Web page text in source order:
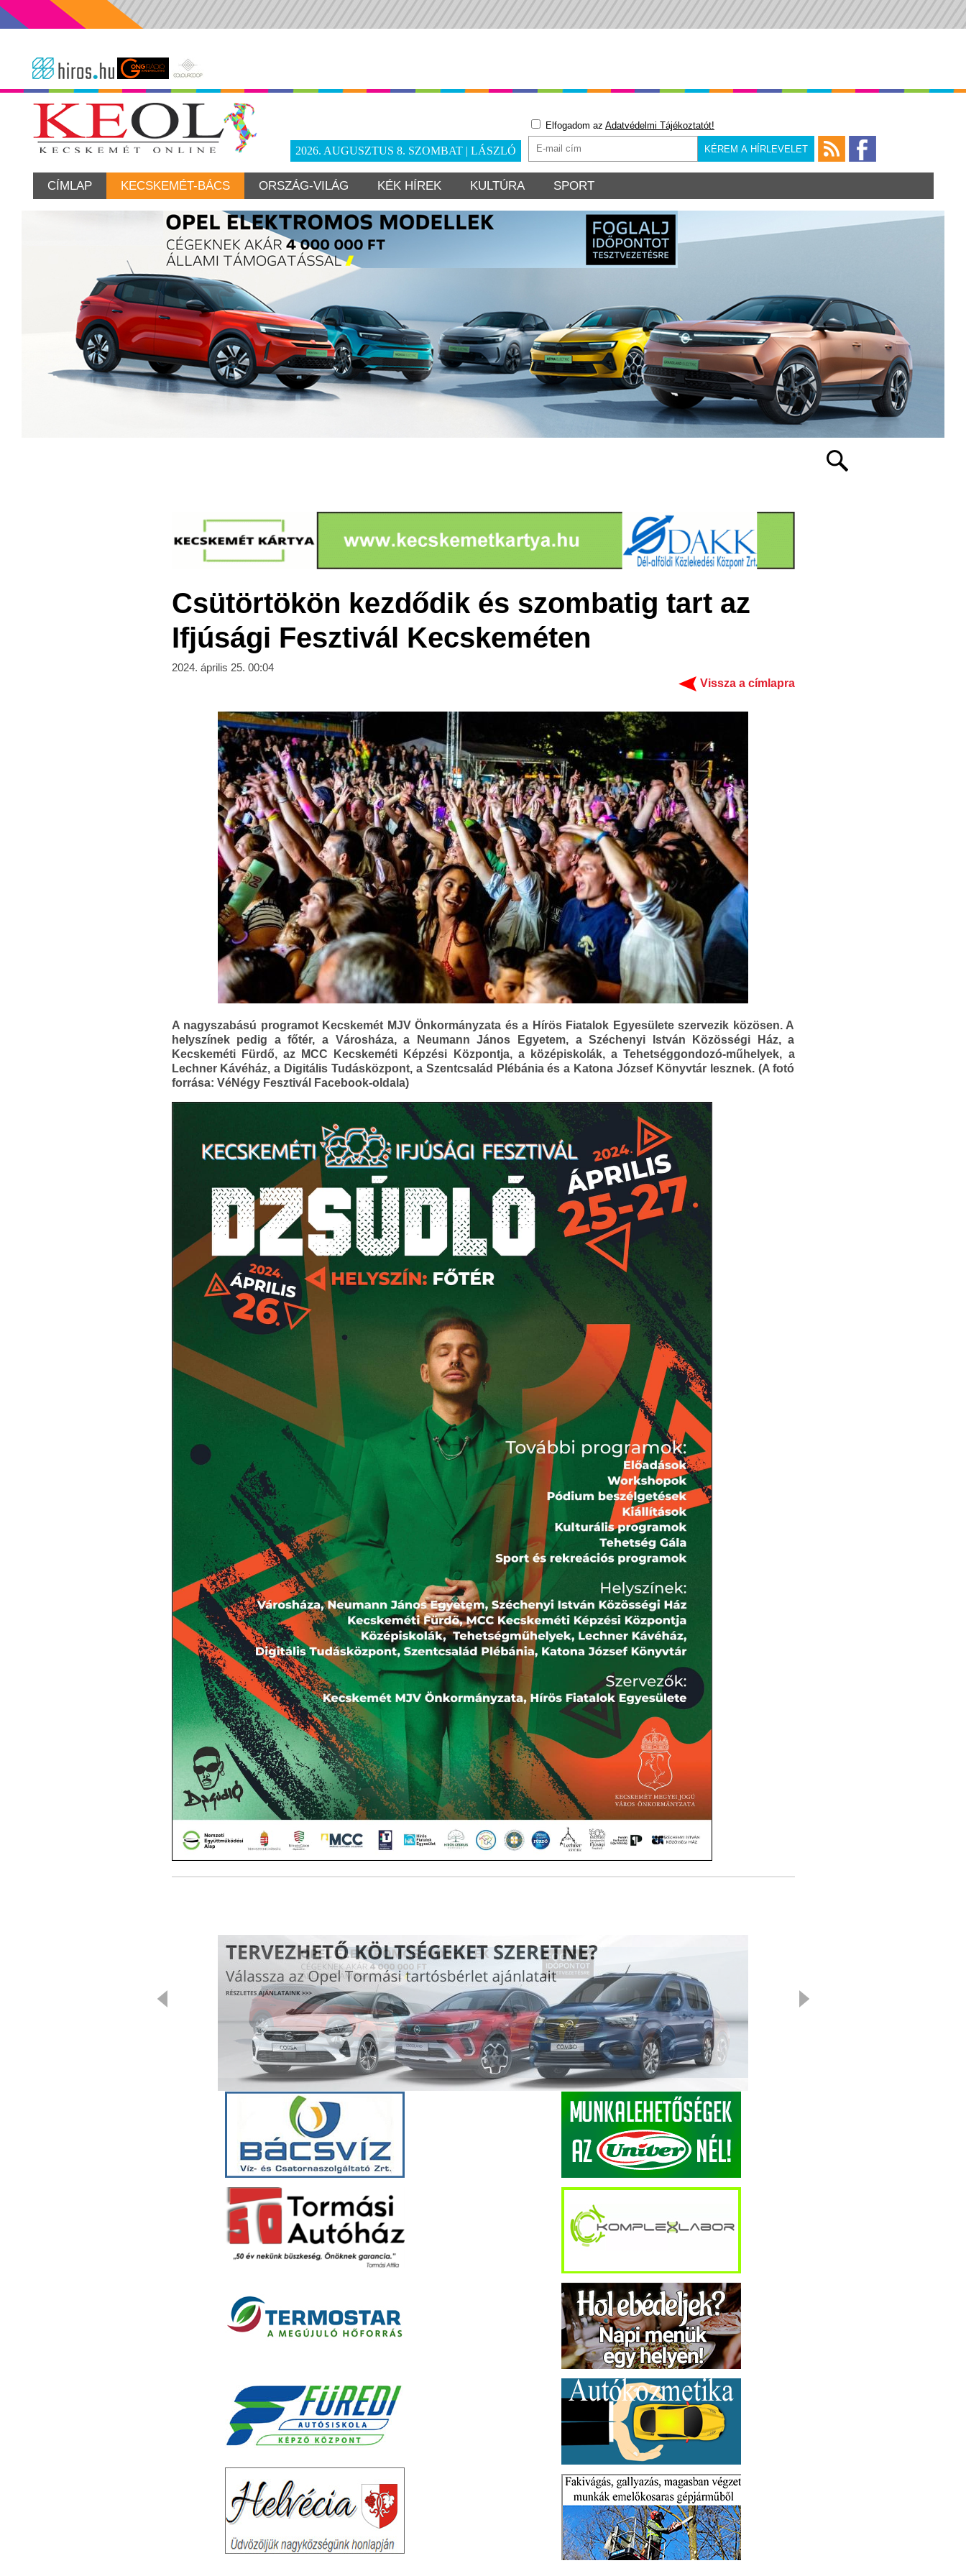
2026. AUGUSZTUS 8. SZOMBAT | LÁSZLÓ
Elfogadom az Adatvédelmi Tájékoztatót!
CÍMLAP KECSKEMÉT-BÁCS ORSZÁG-VILÁG KÉK HÍREK KULTÚRA SPORT
Csütörtökön kezdődik és szombatig tart az
Ifjúsági Fesztivál Kecskeméten
2024. április 25. 00:04
Vissza a címlapra
A nagyszabású programot Kecskemét MJV Önkormányzata és a Hírös Fiatalok Egyesülete szervezik közösen. A
helyszínek pedig a főtér, a Városháza, a Neumann János Egyetem, a Széchenyi István Közösségi Ház, a
Kecskeméti Fürdő, az MCC Kecskeméti Képzési Központja, a középiskolák, a Tehetséggondozó-műhelyek, a
Lechner Kávéház, a Digitális Tudásközpont, a Szentcsalád Plébánia és a Katona József Könyvtár lesznek. (A fotó
forrása: VéNégy Fesztivál Facebook-oldala)